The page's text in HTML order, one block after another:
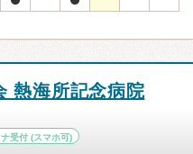
熱海所記念病院
受付 (スマホ可)